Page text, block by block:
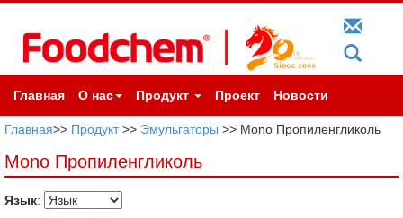
Главная О нас Продукт Проект Новости
Главная>> Продукт>> Эмульгаторы >> Mono Пропиленгликоль
Mono Пропиленгликоль
Язык: